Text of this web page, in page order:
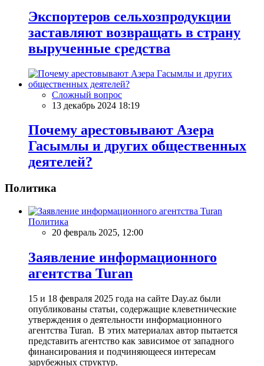
Экспортеров сельхозпродукции
заставляют возвращать в страну
вырученные средства
Сложный вопрос
13 декабрь 2024 18:19
Почему арестовывают Азера
Гасымлы и других общественных
деятелей?
Политика
Политика
20 февраль 2025, 12:00
Заявление информационного
агентства Turan
15 и 18 февраля 2025 года на сайте Day.az были
опубликованы статьи, содержащие клеветнические
утверждения о деятельности информационного
агентства Turan. В этих материалах автор пытается
представить агентство как зависимое от западного
финансирования и подчиняющееся интересам
зарубежных структур.